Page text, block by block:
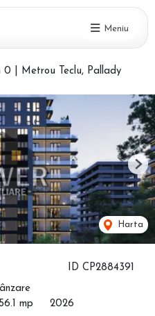
Meniu
0 | Metrou Teclu, Pallady
ID CP2884391
56.1 mp 2026
Harta